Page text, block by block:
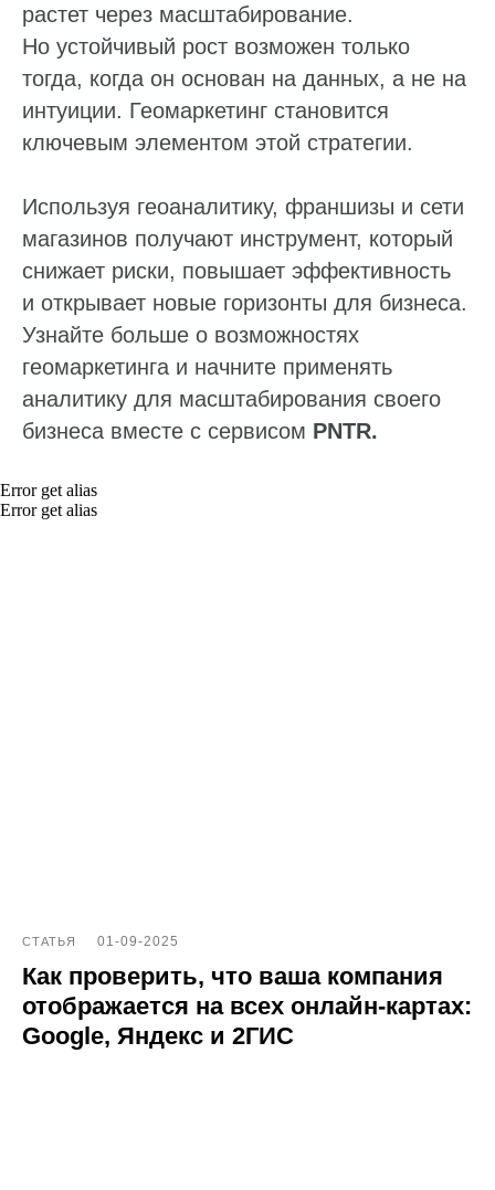
растет через масштабирование.
Но устойчивый рост возможен только
тогда, когда он основан на данных, а не на
интуиции. Геомаркетинг становится
ключевым элементом этой стратегии.
Используя геоаналитику, франшизы и сети
магазинов получают инструмент, который
снижает риски, повышает эффективность
и открывает новые горизонты для бизнеса.
Узнайте больше о возможностях
геомаркетинга и начните применять
аналитику для масштабирования своего
бизнеса вместе с сервисом PNTR.
Error get alias
Error get alias
СТАТЬЯ 01-09-2025
Как проверить, что ваша компания
отображается на всех онлайн-картах:
Google, Яндекс и 2ГИС
Сообщения
Статистика по отзывам
Суммаризация отзывов
Интеграции
О компании
О нас
Наши клиенты
Документы
Контакты
QR-коды и email-рассылки
Бонусы и подарки за отзывы
© Поинтер, 2019–2026
Политика конфиденциальности
Согласие на обработку персональных данных